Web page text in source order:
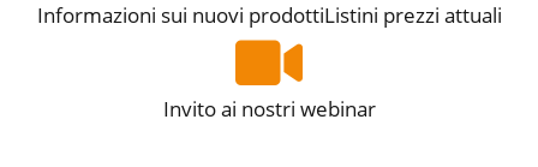
Informazioni sui nuovi prodottiListini prezzi attuali
Invito ai nostri webinar